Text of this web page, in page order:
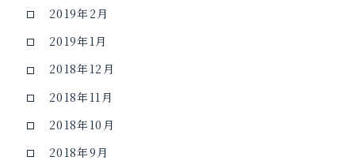
2019年2月
2019年1月
2018年12月
2018年11月
2018年10月
2018年9月